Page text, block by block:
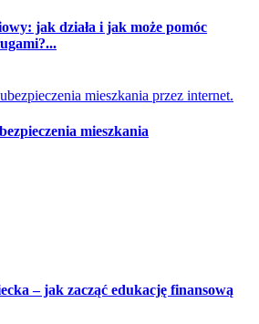
jak działa i jak może pomóc
mieszkania
– jak zacząć edukację finansową